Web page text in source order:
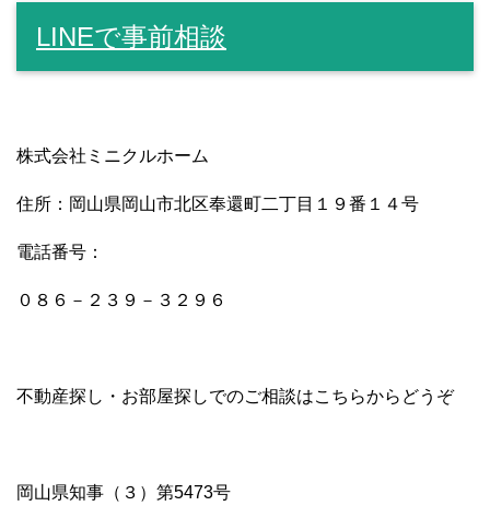
LINEで事前相談
株式会社ミニクルホーム
住所：岡山県岡山市北区奉還町二丁目１９番１４号
電話番号：
０８６－２３９－３２９６
不動産探し・お部屋探しでのご相談はこちらからどうぞ
岡山県知事（３）第5473号